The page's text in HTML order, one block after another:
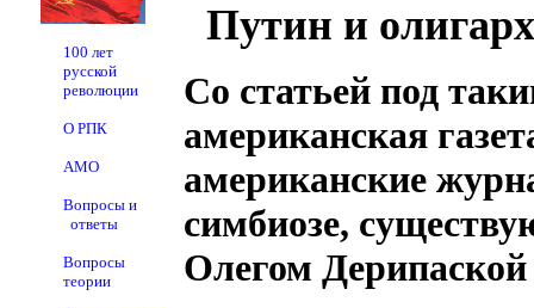
100 лет
русской
революции
О РПК
АМО
Вопросы и
ответы
Вопросы
теории
Путин и
Со статьей под
американская
американские
симбиозе,
Олегом